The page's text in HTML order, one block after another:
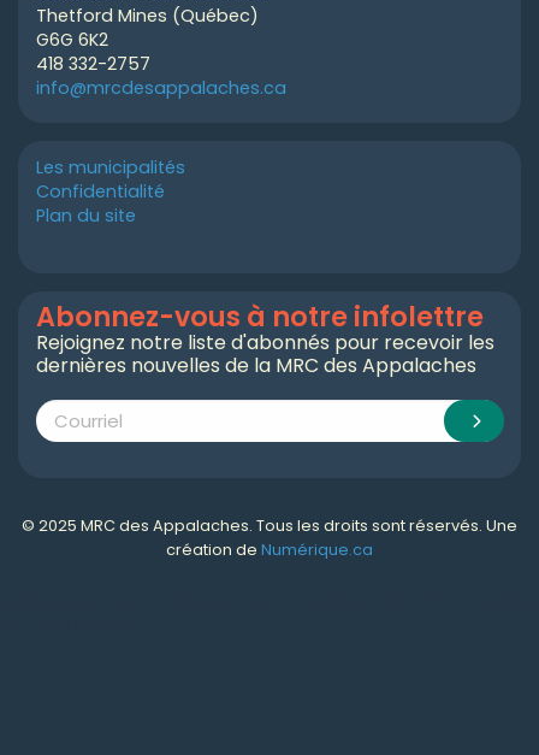
Thetford Mines (Québec)
G6G 6K2
418 332-2757
info@mrcdesappalaches.ca
Les municipalités
Confidentialité
Plan du site
Abonnez-vous à notre infolettre
Rejoignez notre liste d'abonnés pour recevoir les
dernières nouvelles de la MRC des Appalaches
© 2025 MRC des Appalaches. Tous les droits sont réservés. Une
création de Numérique.ca